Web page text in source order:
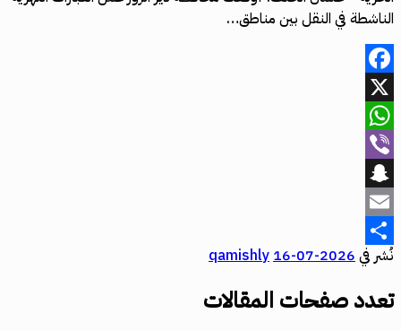
الناشطة في النقل بين مناطق…
Facebook
X
WhatsApp
Viber
Snapchat
Email
Share
نُشر في2026-07-16
qamishly
تعدد صفحات المقالات